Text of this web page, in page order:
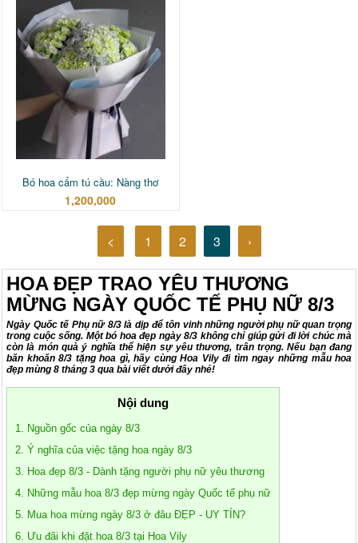
Bó hoa cẩm tú cầu: Nàng thơ
1,200,000
< 1 2 3 ›
HOA ĐẸP TRAO YÊU THƯƠNG
MỪNG NGÀY QUỐC TẾ PHỤ NỮ 8/3
Ngày Quốc tế Phụ nữ 8/3là dịp để tôn vinh những người phụ nữ quan trọng
trong cuộc sống. Mộtbó hoa đẹp ngày 8/3 không chỉ giúp gửi đi lời chúc mà
còn là món quà ý nghĩa thể hiện sự yêu thương, trân trọng. Nếu bạn đang
băn khoăn8/3 tặng hoa gì, hãy cùngHoa Vilyđi tìm ngay những mẫu hoa
đẹp mùng 8 tháng 3 qua bài viết dưới đây nhé!
Nội dung
1. Nguồn gốc của ngày 8/3
2. Ý nghĩa của việc tặng hoa ngày 8/3
3. Hoa đẹp 8/3 - Dành tặng người phụ nữ yêu thương
4. Những mẫu hoa 8/3 đẹp mừng ngày Quốc tế phụ nữ
5. Mua hoa mừng ngày 8/3 ở đâu ĐẸP - UY TÍN?
6. Ưu đãi khi đặt hoa 8/3 tại Hoa Vily